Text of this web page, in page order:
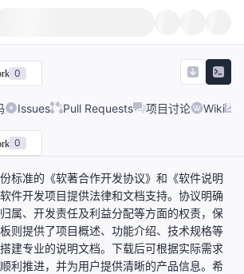
0
Issues Pull Requests 项目讨论 Wiki
0
标准的《软著合作开发协议》和《软件说明
件开发项目提供法律和文档支持。协议明确
属、开发责任及利益分配等方面的权责，保
则提供了项目概述、功能介绍、技术规格等
建专业的说明文档。下载后可根据实际需求
利推进，并为用户提供清晰的产品信息。希